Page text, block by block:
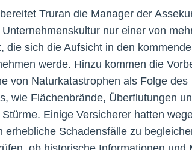
Truran die Manager der
nur einer von
die sich die Aufsicht in den
werde. Hinzu kommen die
von Naturkatastrophen als Folge des
wie Flächenbrände, Überflutungen
Einige Versicherer hatten
erhebliche Schadensfälle zu